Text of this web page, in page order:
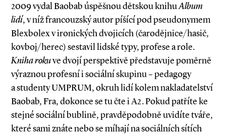
2009 vydal Baobab úspěšnou dětskou knihuAlbum
lidí, v níž francouzský autor píšící pod pseudonymem
Blexbolex v ironických dvojicích (čarodějnice/hasič,
kovboj/herec) sestavil lidské typy, profese a role.
Kniha rokuve dvojí perspektivě představuje poměrně
výraznou profesní i sociální skupinu – pedagogy
a studenty UMPRUM, okruh lidí kolem nakladatelství
Baobab, Fra, dokonce se tu čte i A2. Pokud patříte ke
stejné sociální bublině, pravděpodobně uvidíte tváře,
které sami znáte nebo se míhají na sociálních sítích